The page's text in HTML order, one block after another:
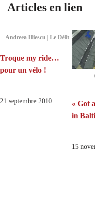
Articles en lien
Andreea Illiescu | Le Délit
Troque my ride…
pour un vélo !
21 septembre 2010
« Got
in
15